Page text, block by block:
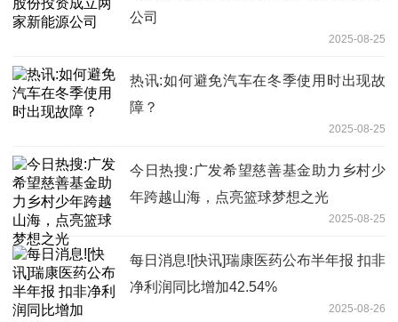
公司
2025-08-25
热讯:如何避免汽车在冬季使用时出现故
障？
2025-08-25
今日热搜:广发希望慈善基金助力乡村少
年跨越山海，点亮篮球梦想之光
2025-08-25
每日消息![快讯]瑞康医药公布半年报 扣非
净利润同比增加42.54%
2025-08-26